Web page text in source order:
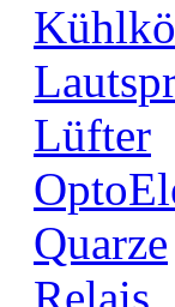
Lüfter
Quarze
Relais